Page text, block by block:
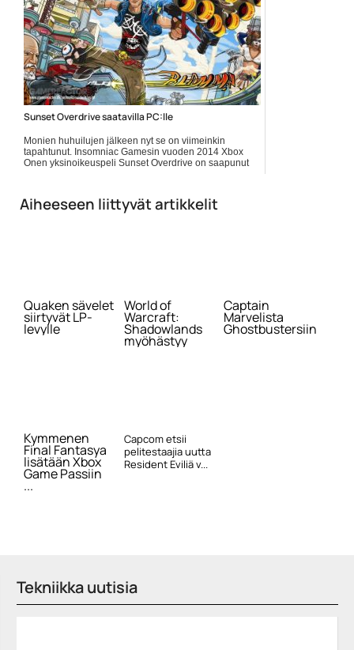
Sunset Overdrive saatavilla PC:lle
Monien huhuilujen jälkeen nyt se on viimeinkin
tapahtunut. Insomniac Gamesin vuoden 2014 Xbox
Onen yksinoikeuspeli Sunset Overdrive on saapunut
Yleinen
Aiheeseen liittyvät artikkelit
Quaken sävelet
siirtyvät LP-
levylle
World of
Warcraft:
Shadowlands
myöhästyy
Captain
Marvelista
Ghostbustersiin
Kymmenen
Final Fantasya
lisätään Xbox
Game Passiin
...
Capcom etsii
pelitestaajia uutta
Resident Eviliä v...
Tekniikka uutisia